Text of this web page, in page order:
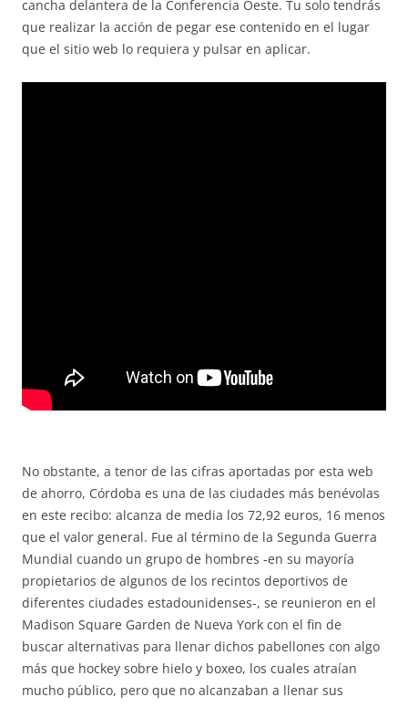
cancha delantera de la Conferencia Oeste. Tu solo tendrás
que realizar la acción de pegar ese contenido en el lugar
que el sitio web lo requiera y pulsar en aplicar.
No obstante, a tenor de las cifras aportadas por esta web
de ahorro, Córdoba es una de las ciudades más benévolas
en este recibo: alcanza de media los 72,92 euros, 16 menos
que el valor general. Fue al término de la Segunda Guerra
Mundial cuando un grupo de hombres -en su mayoría
propietarios de algunos de los recintos deportivos de
diferentes ciudades estadounidenses-, se reunieron en el
Madison Square Garden de Nueva York con el fin de
buscar alternativas para llenar dichos pabellones con algo
más que hockey sobre hielo y boxeo, los cuales atraían
mucho público, pero que no alcanzaban a llenar sus